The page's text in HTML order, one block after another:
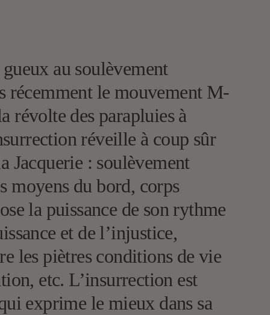
au soulèvement
récemment le mouvement M-
révolte des parapluies à
réveille à coup sûr
Jacquerie : soulèvement
moyens du bord, corps
la puissance de son rythme
et de l’injustice,
les piètres conditions de vie
etc. L’insurrection est
exprime le mieux dans sa